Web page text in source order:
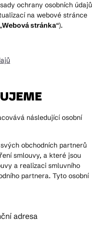
ochrany osobních údajů
na webové stránce
Webová stránka“).
následující osobní
obchodních partnerů
smlouvy, a které jsou
a realizaci smluvního
partnera. Tyto osobní
adresa